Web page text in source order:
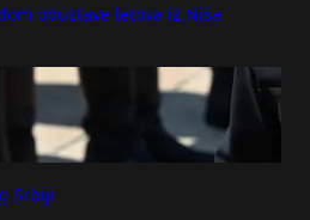
obustave letova iz Niša
Srbiji